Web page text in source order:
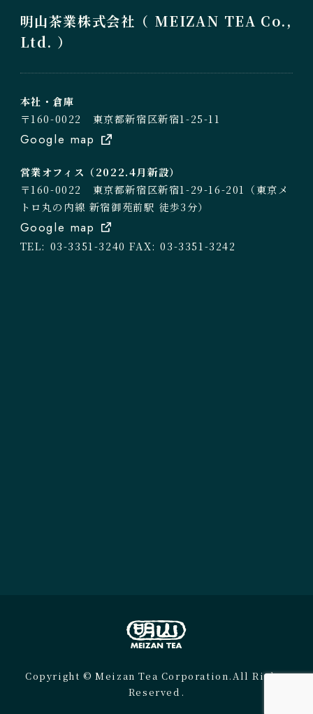
明山茶業株式会社（ MEIZAN TEA Co.,
Ltd. ）
本社・倉庫
〒160-0022 東京都新宿区新宿1-25-11
Google map
営業オフィス（2022.4月新設）
〒160-0022 東京都新宿区新宿1-29-16-201（東京メ
トロ丸の内線 新宿御苑前駅 徒歩3分）
Google map
TEL: 03-3351-3240 FAX: 03-3351-3242
Copyright © Meizan Tea Corporation.All Rights
Reserved.